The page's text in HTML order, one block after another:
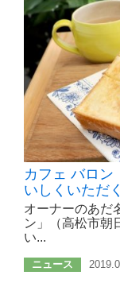
カフェ バロン
いしくいただく
オーナーのあだ
ン」（高松市
い...
ニュース